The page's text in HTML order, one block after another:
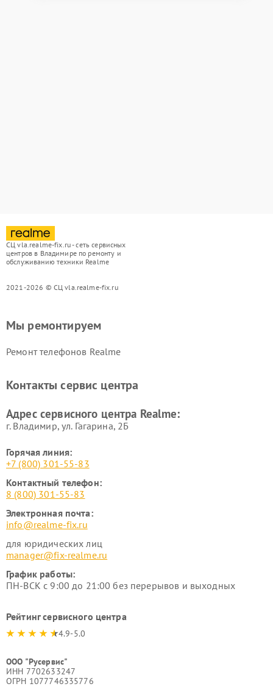
СЦ vla.realme-fix.ru - сеть сервисных
центров в Владимире по ремонту и
обслуживанию техники Realme
2021-2026 © СЦ vla.realme-fix.ru
Мы ремонтируем
Ремонт телефонов Realme
Контакты сервис центра
Адрес сервисного центра Realme:
г. Владимир, ул. Гагарина, 2Б
Горячая линия:
+7 (800) 301-55-83
Контактный телефон:
8 (800) 301-55-83
Электронная почта:
info@realme-fix.ru
для юридических лиц
manager@fix-realme.ru
График работы:
ПН-ВСК с 9:00 до 21:00 без перерывов и выходных
Рейтинг сервисного центра
4.9-5.0
ООО "Русервис"
ИНН 7702633247
ОГРН 1077746335776